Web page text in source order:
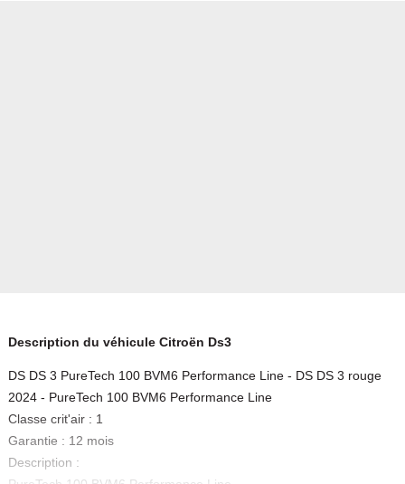
Description du véhicule Citroën Ds3
DS DS 3 PureTech 100 BVM6 Performance Line - DS DS 3 rouge
2024 - PureTech 100 BVM6 Performance Line
Classe crit'air : 1
Garantie : 12 mois
Description :